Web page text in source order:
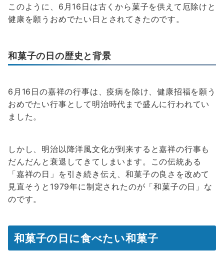
このように、6月16日は古くから菓子を供えて厄除けと
健康を願うおめでたい日とされてきたのです。
和菓子の日の歴史と背景
6月16日の嘉祥の行事は、疫病を除け、健康招福を願う
おめでたい行事として明治時代まで盛んに行われてい
ました。
しかし、明治以降洋風文化が到来すると嘉祥の行事も
だんだんと衰退してきてしまいます。この伝統ある
「嘉祥の日」を引き続き伝え、和菓子の良さを改めて
見直そうと1979年に制定されたのが「和菓子の日」な
のです。
和菓子の日に食べたい和菓子